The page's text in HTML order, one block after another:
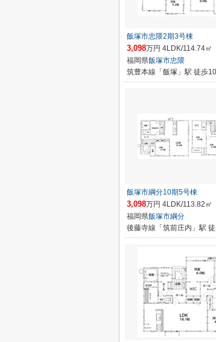
飯塚市忠隈2期3号棟
3,098万円 4LDK/114.74㎡
福岡県飯塚市忠隈
筑豊本線「飯塚」駅 徒歩
飯塚市綱分10期5号棟
3,098万円 4LDK/113.82㎡
福岡県飯塚市綱分
後藤寺線「筑前庄内」駅